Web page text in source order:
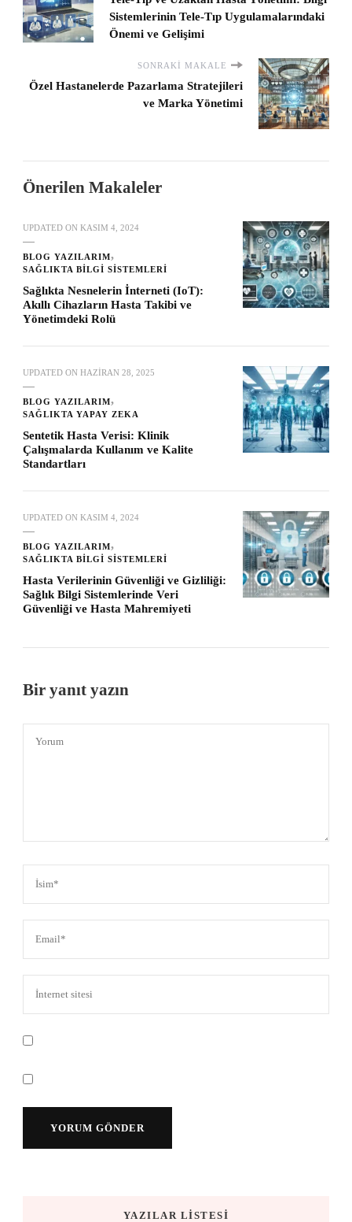
Sistemlerinin Tele-Tıp Uygulamalarındaki
Önemi ve Gelişimi
SONRAKI MAKALE
Özel Hastanelerde Pazarlama Stratejileri
ve Marka Yönetimi
Önerilen Makaleler
UPDATED ON KASIM 4, 2024
BLOG YAZILARIM
SAĞLIKTA BILGI SISTEMLERI
Sağlıkta Nesnelerin İnterneti (IoT):
Akıllı Cihazların Hasta Takibi ve
Yönetimdeki Rolü
UPDATED ON HAZIRAN 28, 2025
BLOG YAZILARIM
SAĞLIKTA YAPAY ZEKA
Sentetik Hasta Verisi: Klinik
Çalışmalarda Kullanım ve Kalite
Standartları
UPDATED ON KASIM 4, 2024
BLOG YAZILARIM
SAĞLIKTA BILGI SISTEMLERI
Hasta Verilerinin Güvenliği ve Gizliliği:
Sağlık Bilgi Sistemlerinde Veri
Güvenliği ve Hasta Mahremiyeti
Bir yanıt yazın
YAZILAR LISTESI